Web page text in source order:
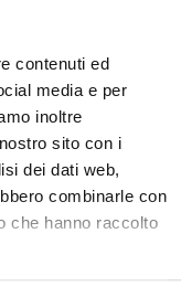
contenuti ed
media e per
inoltre
sito con i
dei dati web,
combinarle con
che hanno raccolto